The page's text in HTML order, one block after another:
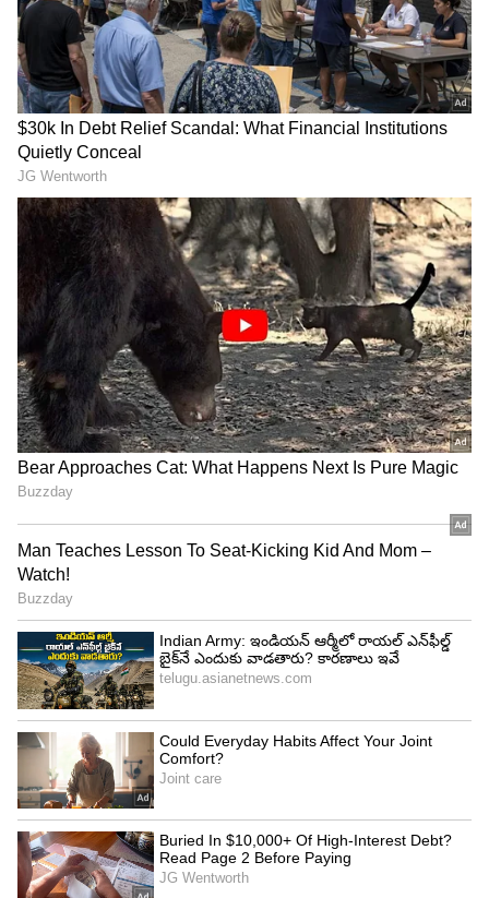
రివ్యూ, లోకేష్‌ కనగరాజ్‌ హీరోగా
నటించిన మూవీ ఎలా ఉందంటే?
బయటపెట్టిన సీనియర్ రచయిత..
రాంచరణ్ హీరో కాకపోయి ఉంటే
ఏం జరిగేది ?
LATEST VIDEOS
Gold Rate Today: మూడో రోజూ షాక్..
రాకెట్ లా దూసుకెళ్తున్న బంగారం ధరలు |
Asianet News Telugu
తెలుగు రాష్ట్రాల్లో మళ్లీ మొదలైన భారీ
వర్షాలు | AP & Telangana Rain Alert
Today